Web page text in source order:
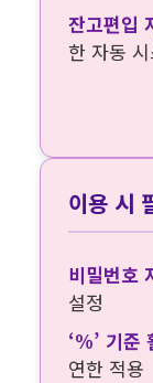
잔고편입
한 자동
이용 시
비밀번호
설정
‘%’ 기준
연한 적용